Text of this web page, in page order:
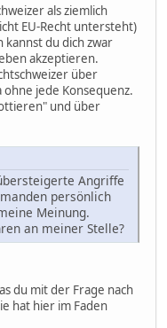
als ziemlich
EU-Recht untersteht)
kannst du dich zwar
akzeptieren.
über
ohne jede Konsequenz.
und über
Angriffe
persönlich
Meinung.
an meiner Stelle?
du mit der Frage nach
hat hier im Faden